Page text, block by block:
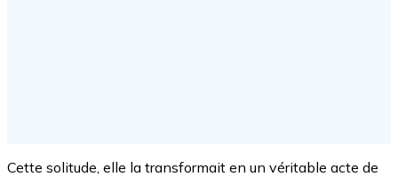
Cette solitude, elle la transformait en un véritable acte de